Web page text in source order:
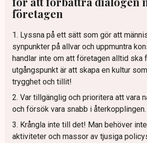
företagen
1. Lyssna på ett sätt som gör att
synpunkter på allvar och uppmuntra
handlar inte om att företagen alltid ska
utgångspunkt är att skapa en kultur
trygghet och tillit!
2. Var tillgänglig och prioritera att vara
och försök vara snabb i återkopplingen.
3. Krångla inte till det! Man behöver
aktiviteter och massor av tjusiga